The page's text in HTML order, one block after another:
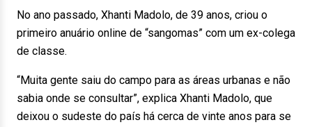
No ano passado, Xhanti Madolo, de 39 anos, criou o
primeiro anuário online de “sangomas” com um ex-colega
de classe.
“Muita gente saiu do campo para as áreas urbanas e não
sabia onde se consultar”, explica Xhanti Madolo, que
deixou o sudeste do país há cerca de vinte anos para se